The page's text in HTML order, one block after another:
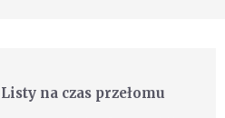
Listy na czas przełomu